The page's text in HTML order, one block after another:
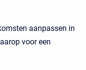
aanpassen in
voor een